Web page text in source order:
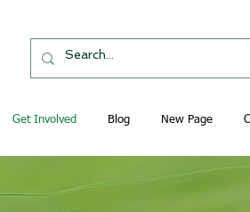
Get Involved Blog New Page